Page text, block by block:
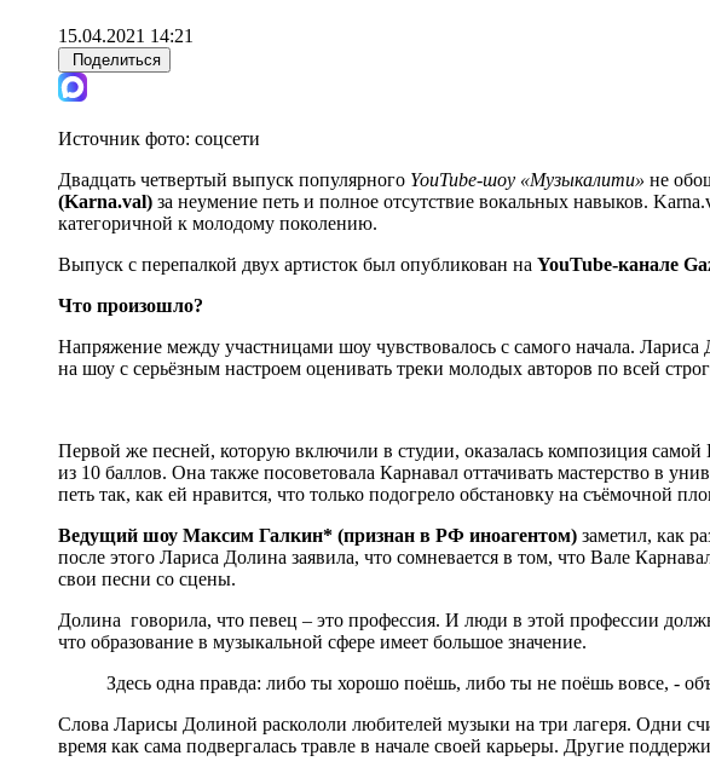
15.04.2021 14:21
Поделиться
Источник фото: соцсети
Двадцать четвертый выпуск популярного YouTube-шоу «Музыкалити» не
(Karna.val) за неумение петь и полное отсутствие вокальных навыков.
категоричной к молодому поколению.
Выпуск с перепалкой двух артисток был опубликован на YouTube-канале
Что произошло?
Напряжение между участницами шоу чувствовалось с самого начала.
на шоу с серьёзным настроем оценивать треки молодых авторов по всей
Первой же песней, которую включили в студии, оказалась композиция
из 10 баллов. Она также посоветовала Карнавал оттачивать мастерство в
петь так, как ей нравится, что только подогрело обстановку на съёмочной
Ведущий шоу Максим Галкин* (признан в РФ иноагентом) заметил, как
после этого Лариса Долина заявила, что сомневается в том, что Вале
свои песни со сцены.
Долина говорила, что певец – это профессия. И люди в этой профессии
что образование в музыкальной сфере имеет большое значение.
Здесь одна правда: либо ты хорошо поёшь, либо ты не поёшь вовсе, -
Слова Ларисы Долиной раскололи любителей музыки на три лагеря. Одни
время как сама подвергалась травле в начале своей карьеры. Другие